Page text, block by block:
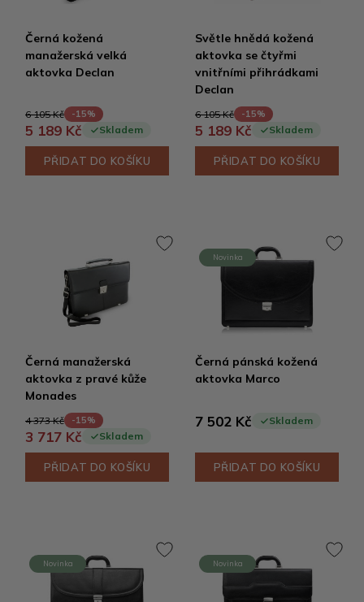
Černá kožená
manažerská velká
aktovka Declan
6 105 Kč -15%
5 189 Kč Skladem
PŘIDAT DO KOŠÍKU
Světle hnědá kožená
aktovka se čtyřmi
vnitřními přihrádkami
Declan
6 105 Kč -15%
5 189 Kč Skladem
PŘIDAT DO KOŠÍKU
Černá manažerská
aktovka z pravé kůže
Monades
4 373 Kč -15%
3 717 Kč Skladem
PŘIDAT DO KOŠÍKU
Novinka
Černá pánská kožená
aktovka Marco
7 502 Kč Skladem
PŘIDAT DO KOŠÍKU
Novinka Novinka